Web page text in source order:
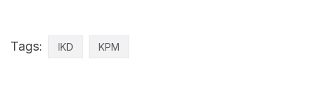
Tags: IKD KPM